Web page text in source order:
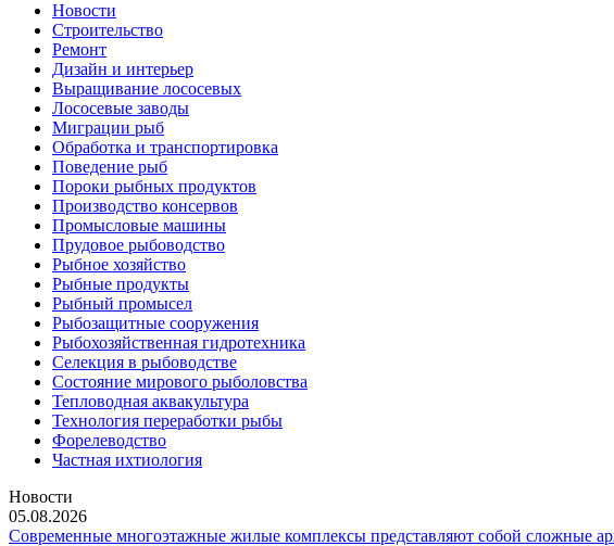
Новости
Строительство
Ремонт
Дизайн и интерьер
Выращивание лососевых
Лососевые заводы
Миграции рыб
Обработка и транспортировка
Поведение рыб
Пороки рыбных продуктов
Производство консервов
Промысловые машины
Прудовое рыбоводство
Рыбное хозяйство
Рыбные продукты
Рыбный промысел
Рыбозащитные сооружения
Рыбохозяйственная гидротехника
Селекция в рыбоводстве
Состояние мирового рыболовства
Тепловодная аквакультура
Технология переработки рыбы
Форелеводство
Частная ихтиология
Новости
05.08.2026
Современные многоэтажные жилые комплексы представляют собой сложные